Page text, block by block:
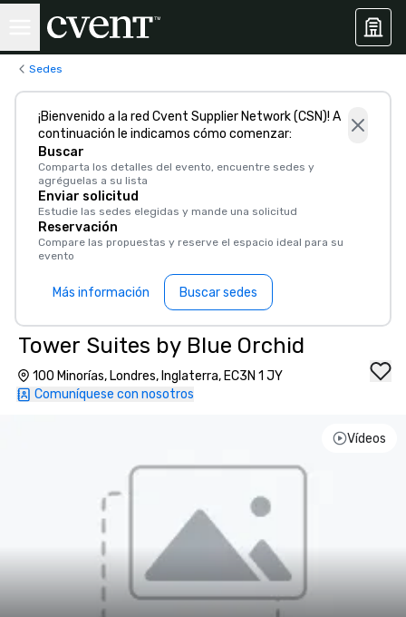
Sedes
¡Bienvenido a la red Cvent Supplier Network (CSN)! A
continuación le indicamos cómo comenzar:
Buscar
Comparta los detalles del evento, encuentre sedes y
agréguelas a su lista
Enviar solicitud
Estudie las sedes elegidas y mande una solicitud
Reservación
Compare las propuestas y reserve el espacio ideal para su
evento
Más información Buscar sedes
Tower Suites by Blue Orchid
100 Minorías, Londres, Inglaterra, EC3N 1 JY
Comuníquese con nosotros
Vídeos